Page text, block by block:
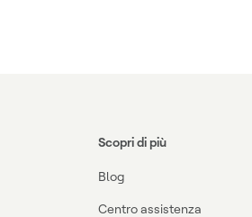
Scopri di più
Blog
Centro assistenza